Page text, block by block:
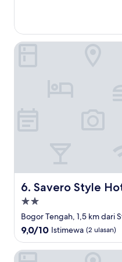
6. Savero Style
Savero Style Hotel
Properti
bintang
2.0
Bogor Tengah, 1,5 km dari
9.0
dari
10,
9,0/10 Istimewa (2 ulasan)
Savero Style Hotel Bogor
Zest Bogor by Swiss-